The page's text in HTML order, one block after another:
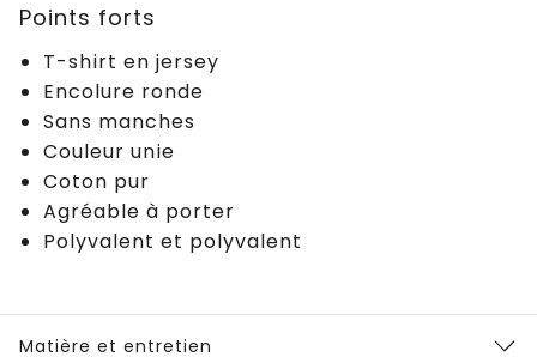
Points forts
T-shirt en jersey
Encolure ronde
Sans manches
Couleur unie
Coton pur
Agréable à porter
Polyvalent et polyvalent
Matière et entretien